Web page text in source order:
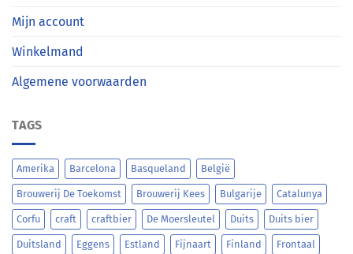
Mijn account
Winkelmand
Algemene voorwaarden
TAGS
Amerika Barcelona Basqueland België
Brouwerij De Toekomst Brouwerij Kees Bulgarije Catalunya
Corfu craft craftbier De Moersleutel Duits Duits bier
Duitsland Eggens Estland Fijnaart Finland Frontaal